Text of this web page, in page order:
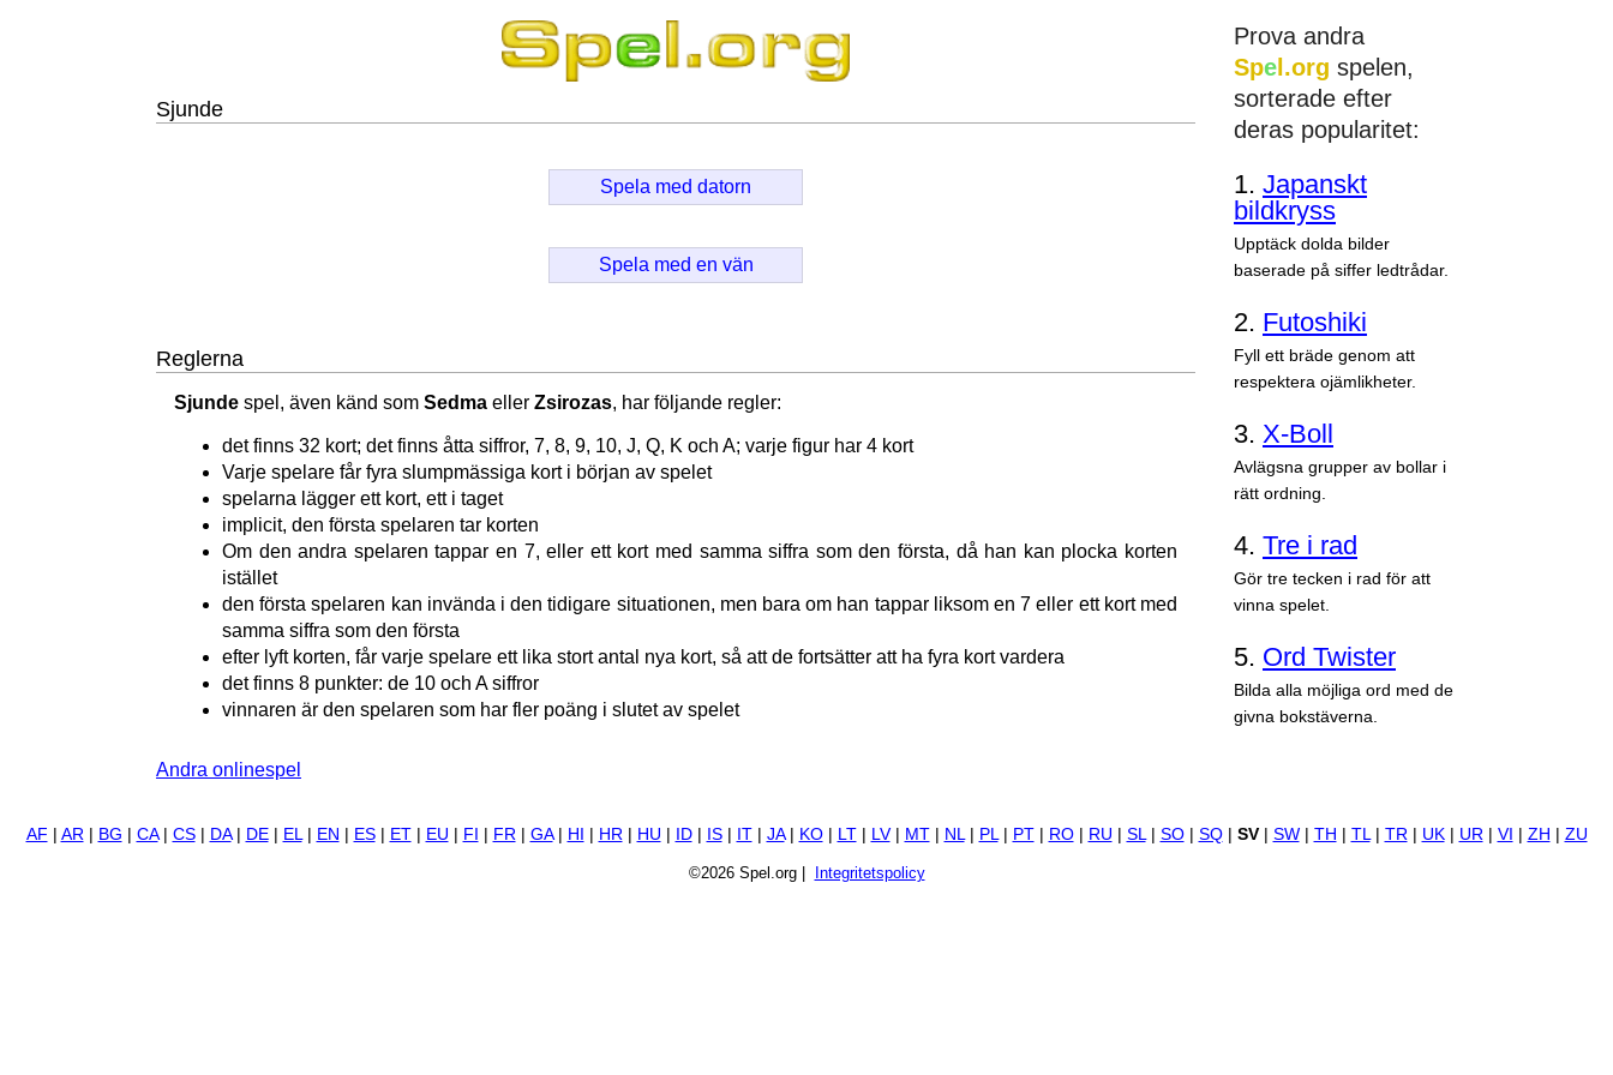
Sjunde
Spela med datorn
Spela med en vän
Reglerna
Sjunde spel, även känd som Sedma eller Zsirozas, har följande regler:
det finns 32 kort; det finns åtta siffror, 7, 8, 9, 10, J, Q, K och A; varje figur har 4 kort
Varje spelare får fyra slumpmässiga kort i början av spelet
spelarna lägger ett kort, ett i taget
implicit, den första spelaren tar korten
Om den andra spelaren tappar en 7, eller ett kort med samma siffra som den första, då han kan plocka korten
istället
den första spelaren kan invända i den tidigare situationen, men bara om han tappar liksom en 7 eller ett kort med
samma siffra som den första
efter lyft korten, får varje spelare ett lika stort antal nya kort, så att de fortsätter att ha fyra kort vardera
det finns 8 punkter: de 10 och A siffror
vinnaren är den spelaren som har fler poäng i slutet av spelet
Andra onlinespel
Prova andra
Spe l.org spelen,
sorterade efter
deras popularitet:
1. Japanskt
bildkryss
Upptäck dolda bilder
baserade på siffer ledtrådar.
2. Futoshiki
Fyll ett bräde genom att
respektera ojämlikheter.
3. X-Boll
Avlägsna grupper av bollar i
rätt ordning.
4. Tre i rad
Gör tre tecken i rad för att
vinna spelet.
5. Ord Twister
Bilda alla möjliga ord med de
givna bokstäverna.
AF AR| BG CA| CS| DA| DE| EL| EN ES| ET| EU FI FR| GA| HI HR| HU ID| IS| IT| JA| KO| LT| LV| MT| NL| PL| PT| RO| RU SL| SO| SQ| SV| SW| TH TL| TR| UK| UR| VI ZH ZU
©2026 Spel.org | Integritetspolicy